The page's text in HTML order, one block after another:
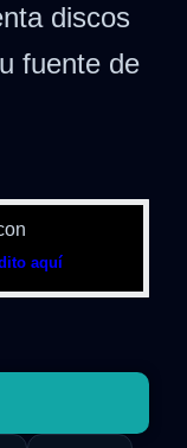
discos
fuente de
aquí